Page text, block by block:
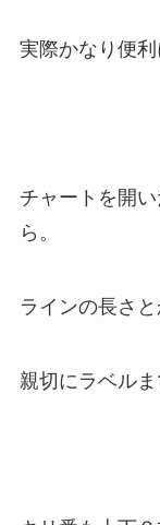
実際かなり便利
チャートを開
ら。
ラインの長さ
親切にラベルま